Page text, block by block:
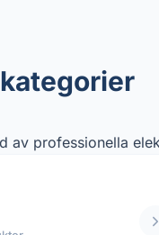
av professionella